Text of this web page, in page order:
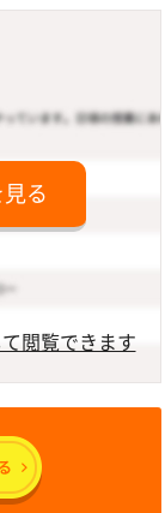
る
閲覧できます